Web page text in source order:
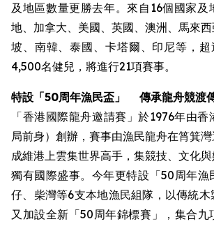
及地區數量更勝去年。來自16個國家及
地、加拿大、美國、英國、澳洲、馬來
坡、南韓、泰國、卡塔爾、印尼等，
4,500名健兒，將進行21項賽事。
特設 「50周年漁民盃」
傳承龍舟競渡
「香港國際龍舟邀請賽」於1976年由
局前身）創辦，賽事由漁民龍舟在筲箕
成維港上雲集世界高手，集競技、文化
獨有國際盛事。今年更特設「50周年漁
仔、柴灣等6支本地漁民組隊，以傳統
又加設全新「50周年錦標賽」，集合九